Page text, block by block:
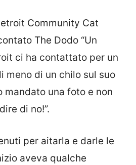
Community Cat
The Dodo “Un
ci ha contattato per un
meno di un chilo sul suo
mandato una foto e non
di no!”.
per aitarla e darle le
aveva qualche